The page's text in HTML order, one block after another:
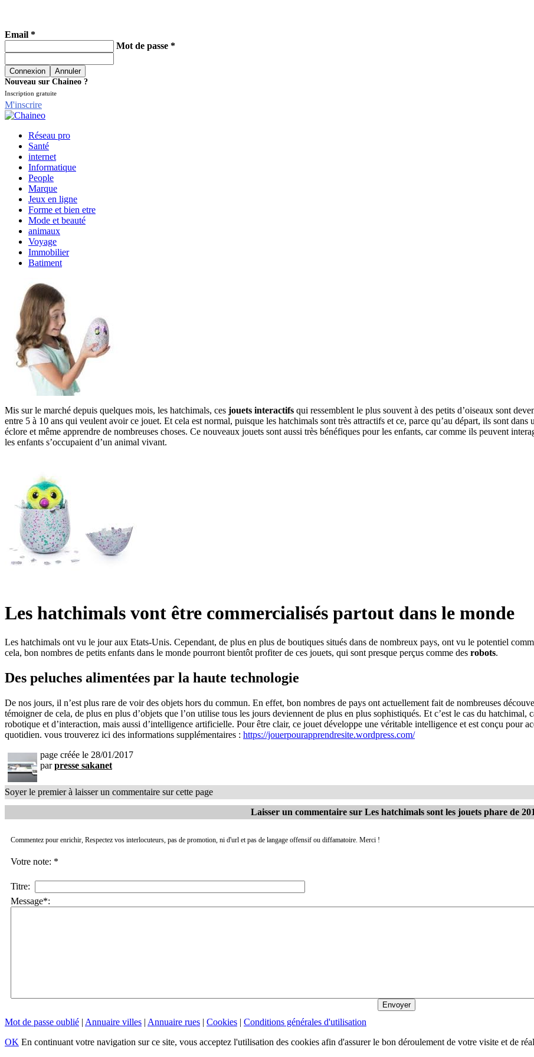
Email *
Mot de passe *
Nouveau sur Chaineo ?
Inscription gratuite
M'inscrire
Réseau pro
Santé
internet
Informatique
People
Marque
Jeux en ligne
Forme et bien etre
Mode et beauté
animaux
Voyage
Immobilier
Batiment
Mis sur le marché depuis quelques mois, les hatchimals, ces jouets interactifs qui ressemblent le plus souvent à des petits d’oiseaux sont
entre 5 à 10 ans qui veulent avoir ce jouet. Et cela est normal, puisque les hatchimals sont très attractifs et ce, parce qu’au départ, ils sont
éclore et même apprendre de nombreuses choses. Ce nouveaux jouets sont aussi très bénéfiques pour les enfants, car comme ils peuvent
les enfants s’occupaient d’un animal vivant.
Les hatchimals vont être commercialisés partout dans le monde
Les hatchimals ont vu le jour aux Etats-Unis. Cependant, de plus en plus de boutiques situés dans de nombreux pays, ont vu le potentiel
cela, bon nombres de petits enfants dans le monde pourront bientôt profiter de ces jouets, qui sont presque perçus comme des robots.
Des peluches alimentées par la haute technologie
De nos jours, il n’est plus rare de voir des objets hors du commun. En effet, bon nombres de pays ont actuellement fait de nombreuses
témoigner de cela, de plus en plus d’objets que l’on utilise tous les jours deviennent de plus en plus sophistiqués. Et c’est le cas du hatchimal,
robotique et d’interaction, mais aussi d’intelligence artificielle. Pour être clair, ce jouet développe une véritable intelligence et est conçu pour
quotidien. vous trouverez ici des informations supplémentaires : https://jouerpourapprendresite.wordpress.com/
page créée le 28/01/2017
parpresse sakanet
Soyer le premier à laisser un commentaire sur cette page
Laisser un commentaire sur Les hatchimals sont les jouets phare de
Commentez pour enrichir, Respectez vos interlocuteurs, pas de promotion, ni d'url et pas de langage offensif ou diffamatoire. Merci !
Votre note: *
Titre:
Message*:
Mot de passe oublié | Annuaire villes | Annuaire rues | Cookies | Conditions générales d'utilisation
OK En continuant votre navigation sur ce site, vous acceptez l'utilisation des cookies afin d'assurer le bon déroulement de votre visite et de